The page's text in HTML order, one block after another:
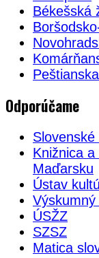
Békešská
Odporúčame
Knižnica
Maďarsku
Ústav
ÚSŽZ
SZSZ
Matica